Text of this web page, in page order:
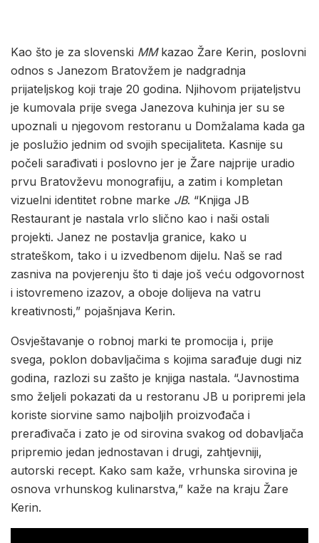
Kao što je za slovenski MMkazao Žare Kerin, poslovni
odnos s Janezom Bratovžem je nadgradnja
prijateljskog koji traje 20 godina. Njihovom prijateljstvu
je kumovala prije svega Janezova kuhinja jer su se
upoznali u njegovom restoranu u Domžalama kada ga
je poslužio jednim od svojih specijaliteta. Kasnije su
počeli sarađivati i poslovno jer je Žare najprije uradio
prvu Bratovževu monografiju, a zatim i kompletan
vizuelni identitet robne marke JB. “Knjiga JB
Restaurant je nastala vrlo slično kao i naši ostali
projekti. Janez ne postavlja granice, kako u
strateškom, tako i u izvedbenom dijelu. Naš se rad
zasniva na povjerenju što ti daje još veću odgovornost
i istovremeno izazov, a oboje dolijeva na vatru
kreativnosti,” pojašnjava Kerin.
Osvještavanje o robnoj marki te promocija i, prije
svega, poklon dobavljačima s kojima sarađuje dugi niz
godina, razlozi su zašto je knjiga nastala. “Javnostima
smo željeli pokazati da u restoranu JB u poripremi jela
koriste siorvine samo najboljih proizvođača i
prerađivača i zato je od sirovina svakog od dobavljača
pripremio jedan jednostavan i drugi, zahtjevniji,
autorski recept. Kako sam kaže, vrhunska sirovina je
osnova vrhunskog kulinarstva,” kaže na kraju Žare
Kerin.